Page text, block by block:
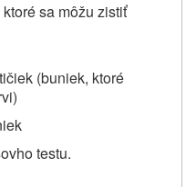
sa môžu zistiť
(buniek, ktoré
testu.